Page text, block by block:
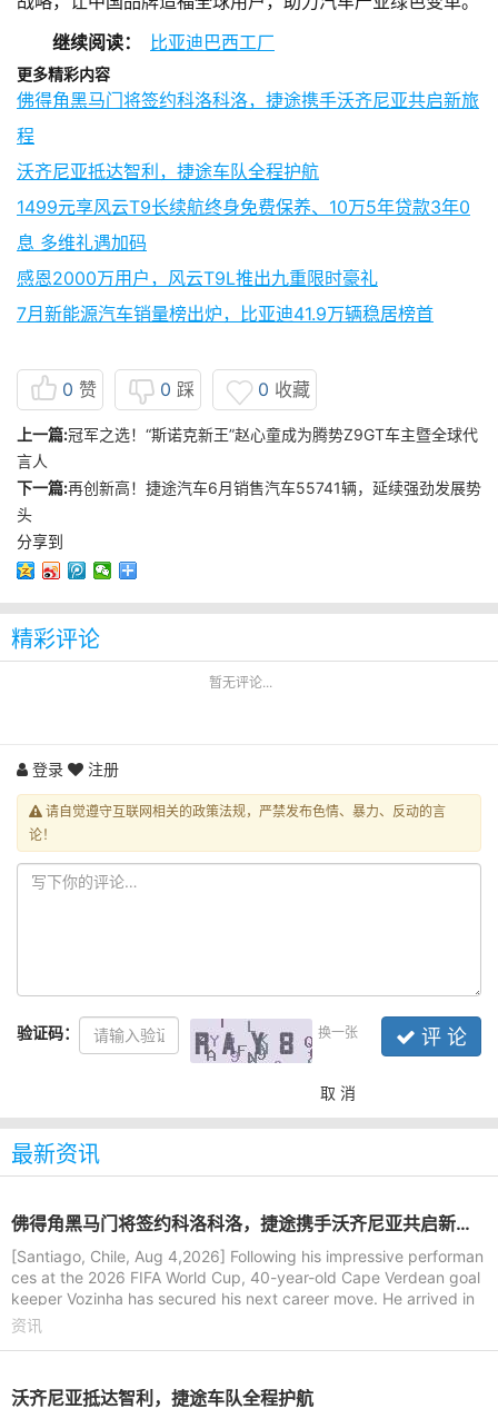
继续阅读：
比亚迪巴西工厂
更多精彩内容
佛得角黑马门将签约科洛科洛，捷途携手沃齐尼亚共启新旅
程
沃齐尼亚抵达智利，捷途车队全程护航
1499元享风云T9长续航终身免费保养、10万5年贷款3年0
息 多维礼遇加码
感恩2000万用户，风云T9L推出九重限时豪礼
7月新能源汽车销量榜出炉，比亚迪41.9万辆稳居榜首
0 赞 0 踩 0 收藏
上一篇:冠军之选！“斯诺克新王”赵心童成为腾势Z9GT车主暨全球代
言人
下一篇:再创新高！捷途汽车6月销售汽车55741辆，延续强劲发展势
头
分享到
精彩评论
暂无评论...
登录 注册
请自觉遵守互联网相关的政策法规，严禁发布色情、暴力、反动的言
论！
验证码： 换一张 评 论
取 消
最新资讯
佛得角黑马门将签约科洛科洛，捷途携手沃齐尼亚共启新旅程
[Santiago, Chile, Aug 4,2026] Following his impressive performan
ces at the 2026 FIFA World Cup, 40-year-old Cape Verdean goal
keeper Vozinha has secured his next career move. He arrived in
Santiago, Ch
资讯
沃齐尼亚抵达智利，捷途车队全程护航